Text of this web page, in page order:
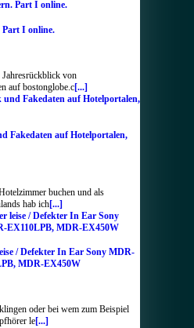
Part I online.
von
auf bostonglobe.c[...]
Fakedaten auf Hotelportalen,
buchen und als
hab ich[...]
/ Defekter In Ear Sony MDR-
MDR-EX450W
oder bei wem zum Beispiel
le[...]